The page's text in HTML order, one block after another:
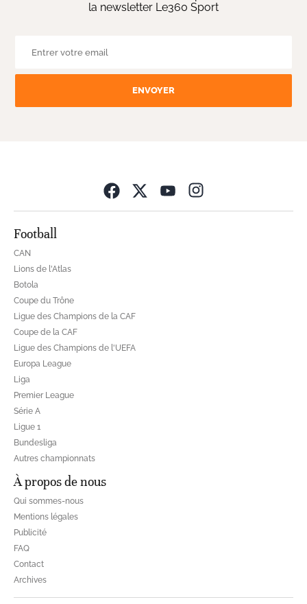
la newsletter Le360 Sport
ENVOYER
Football
CAN
Lions de l'Atlas
Botola
Coupe du Trône
Ligue des Champions de la CAF
Coupe de la CAF
Ligue des Champions de l'UEFA
Europa League
Liga
Premier League
Série A
Ligue 1
Bundesliga
Autres championnats
À propos de nous
Qui sommes-nous
Mentions légales
Publicité
FAQ
Contact
Archives